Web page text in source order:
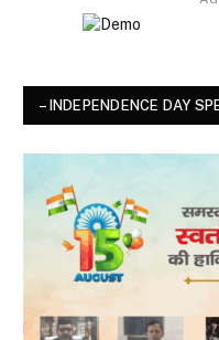
– INDEPENDENCE DAY